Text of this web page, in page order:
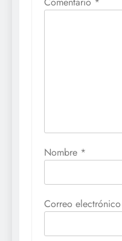
Nombre *
Correo electrónico